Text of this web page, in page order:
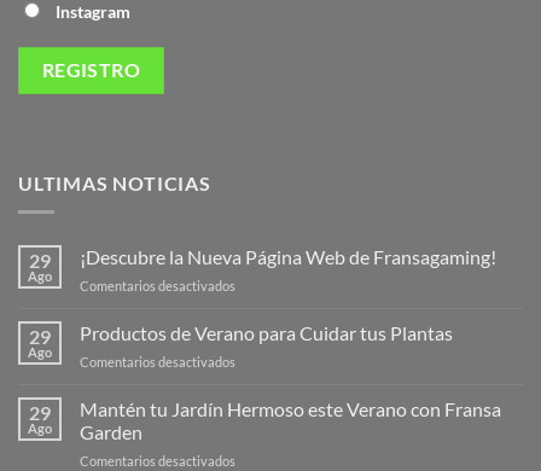
Instagram
ULTIMAS NOTICIAS
29
Ago
¡Descubre la Nueva Página Web de Fransagaming!
Comentarios desactivados
Nueva
de
29
Ago
Productos de Verano para Cuidar tus Plantas
Comentarios desactivados
de
29
Ago
Mantén tu Jardín Hermoso este Verano con Fransa
Garden
Comentarios desactivados